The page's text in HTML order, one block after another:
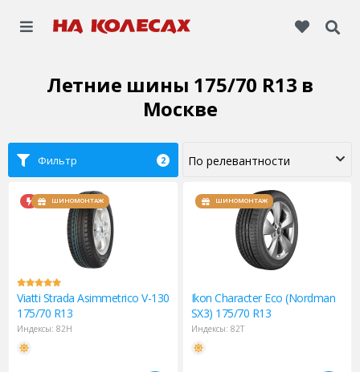
Летние шины 175/70 R13 в
Москве
Фильтр 2
ШИНОМОНТАЖ
Viatti Strada Asimmetrico V-130
175/70 R13
Индексы: 82H
ШИНОМОНТАЖ
Ikon Character Eco (Nordman
SX3) 175/70 R13
Индексы: 82T